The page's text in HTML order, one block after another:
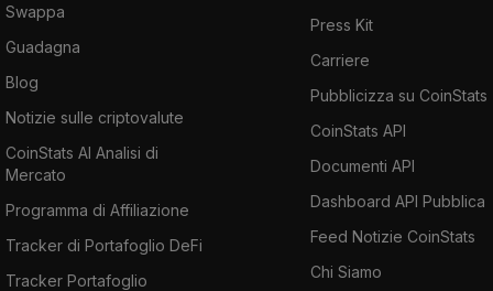
Swappa
Guadagna
Blog
Notizie sulle criptovalute
CoinStats AI Analisi di
Mercato
Programma di Affiliazione
Tracker di Portafoglio DeFi
Tracker Portafoglio
Press Kit
Carriere
Pubblicizza su CoinStats
CoinStats API
Documenti API
Dashboard API Pubblica
Feed Notizie CoinStats
Chi Siamo